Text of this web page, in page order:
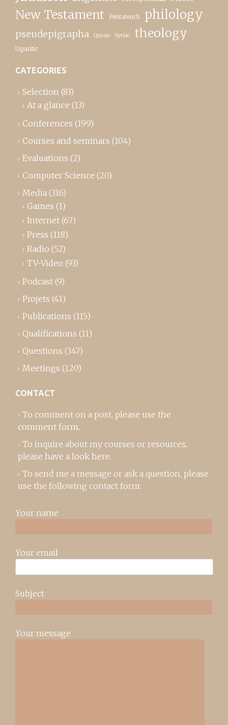
New Testament Pentateuch philology
pseudepigrapha Quran Syriac theology
Ugaritic
CATEGORIES
Selection (83)
At a glance (13)
Conferences (199)
Courses and seminars (104)
Evaluations (2)
Computer Science (20)
Media (316)
Games (1)
Internet (67)
Press (118)
Radio (52)
TV-Video (93)
Podcast (9)
Projets (41)
Publications (115)
Qualifications (11)
Questions (347)
Meetings (120)
CONTACT
To comment on a post, please use the
comment form..
To inquire about my courses or resources,
please have a look here.
To send me a message or ask a question, please
use the following contact form:
Your name
Your email
Subject
Your message